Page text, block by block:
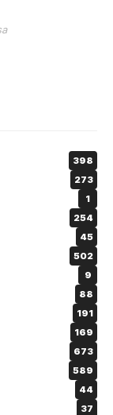
398
273
1
254
45
502
9
88
191
169
673
589
44
37